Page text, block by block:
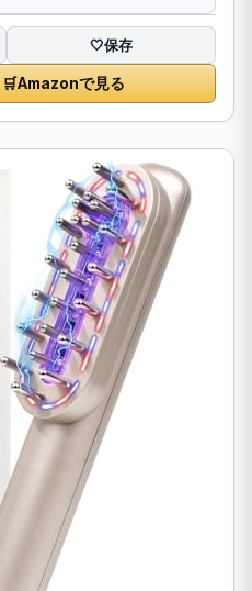
🤍保存
🛒Amazonで見る